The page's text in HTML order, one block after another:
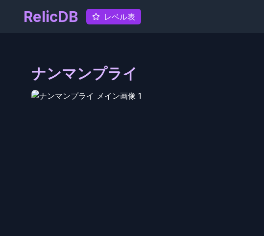
RelicDB レベル表
ナンマンプライ